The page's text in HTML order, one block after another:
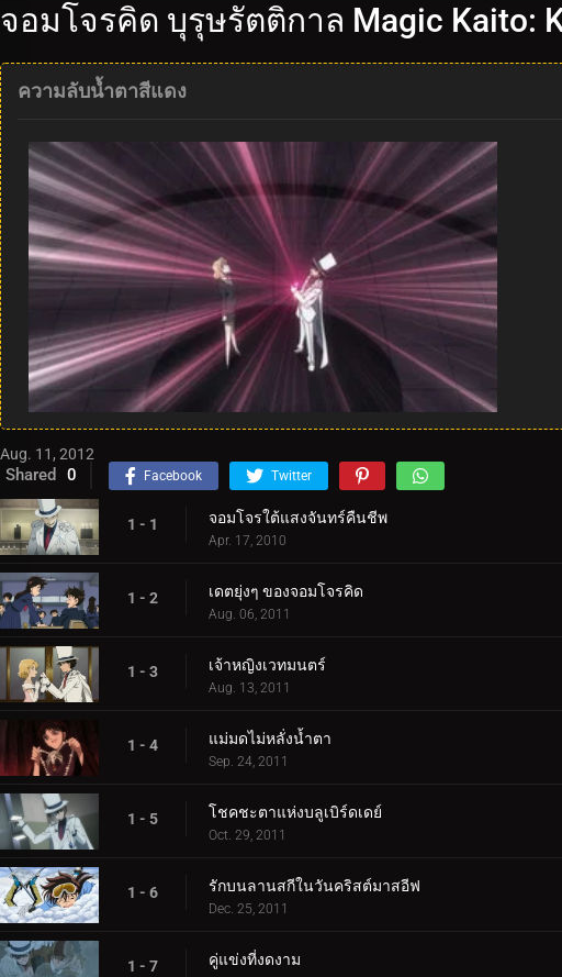
จอมโจรคิด บุรุษรัตติกาล Magic Kaito:
ความลับน้ำตาสีแดง
Aug. 11, 2012
Shared 0 Facebook Twitter
1 - 1 จอมโจรใต้แสงจันทร์คืนชีพ
Apr. 17, 2010
1 - 2 เดตยุ่งๆ ของจอมโจรคิด
Aug. 06, 2011
1 - 3 เจ้าหญิงเวทมนตร์
Aug. 13, 2011
1 - 4 แม่มดไม่หลั่งน้ำตา
Sep. 24, 2011
1 - 5 โชคชะตาแห่งบลูเบิร์ดเดย์
Oct. 29, 2011
1 - 6 รักบนลานสกีในวันคริสต์มาสอีฟ
Dec. 25, 2011
1 - 7 คู่แข่งที่งดงาม